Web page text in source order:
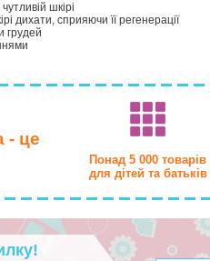
шкірі
дихати, сприяючи її регенерації
грудей
- це
Понад 5 000 товарів
для дітей та батьків